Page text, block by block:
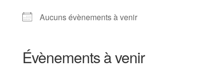
Aucuns évènements à venir
Évènements à venir